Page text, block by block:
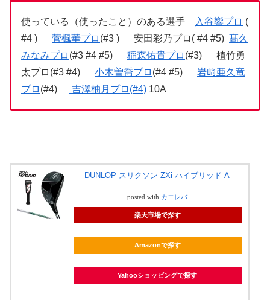
使っている（使ったこと）のある選手 入谷響プロ (
#4 ) 菅楓華プロ (#3 ) 安田彩乃プロ( #4 #5) 髙久
みなみプロ (#3 #4 #5) 稲森佑貴プロ (#3) 植竹勇
太プロ(#3 #4) 小木曽喬プロ (#4 #5) 岩﨑亜久竜
プロ (#4) 吉澤柚月プロ(#4) 10A
DUNLOP スリクソン ZXi ハイブリッド A
posted with カエレバ
楽天市場で探す
Amazonで探す
Yahooショッピングで探す